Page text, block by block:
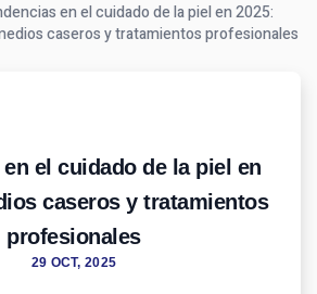
en el cuidado de la piel en 2025:
caseros y tratamientos profesionales
el cuidado de la piel en
caseros y tratamientos
profesionales
29 OCT, 2025